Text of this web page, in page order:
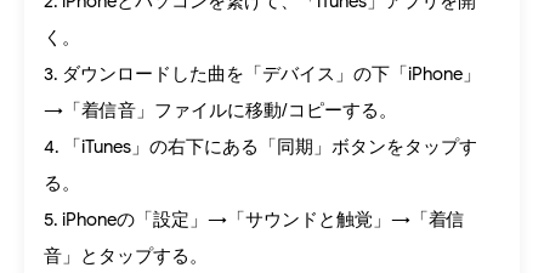
く。
3. ダウンロードした曲を「デバイス」の下「iPhone」
→「着信音」ファイルに移動/コピーする。
4. 「iTunes」の右下にある「同期」ボタンをタップす
る。
5. iPhoneの「設定」→「サウンドと触覚」→「着信
音」とタップする。